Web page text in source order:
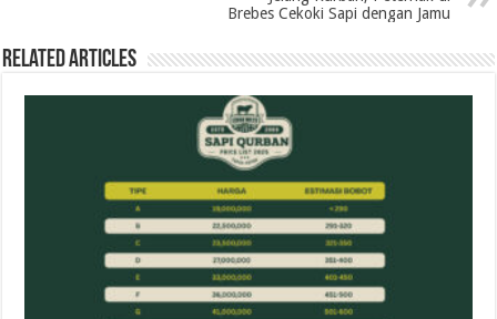
Brebes Cekoki Sapi dengan Jamu
Related Articles